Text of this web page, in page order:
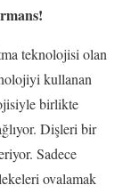
teknolojisi olan
kullanan
birlikte
Dişleri bir
Sadece
ovalamak